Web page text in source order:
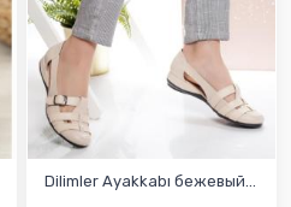
Dilimler Ayakkabı бежевый...